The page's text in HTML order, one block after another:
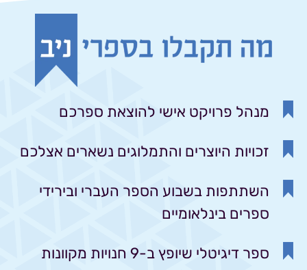
מנהל פרויקט אישי להוצאת ספרכם
זכויות היוצרים והתמלוגים נשארים אצלכם
השתתפות בשבוע הספר העברי ובירידי
ספרים בינלאומיים
ספר דיגיטלי שיופץ ב-9 חנויות מקוונות